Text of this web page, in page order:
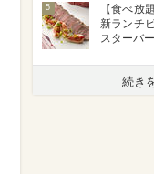
5
【食べ放
新ランチ
スターバ
続き